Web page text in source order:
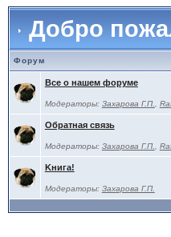
Добро
Форум
Все о нашем форуме
Модераторы: Захарова Г.П.
Обратная связь
Модераторы: Захарова Г.П.
Kнига!
Модераторы: Захарова Г.П.